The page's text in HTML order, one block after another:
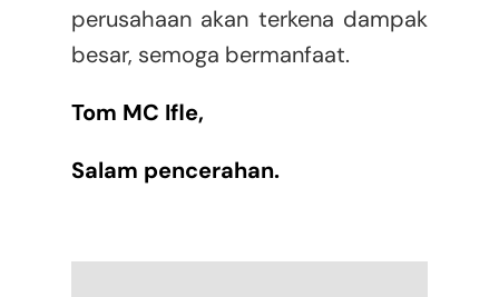
perusahaan akan terkena dampak
besar, semoga bermanfaat.
Tom MC Ifle,
Salam pencerahan.